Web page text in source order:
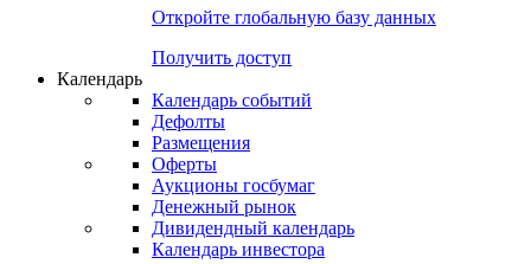
Корпоративные CDS
Попробуйте7-дневный
Откройте глобальную базу данных
Получить доступ
Календарь
Календарь событий
Дефолты
Размещения
Оферты